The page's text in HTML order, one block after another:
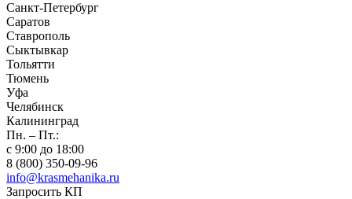
Санкт-Петербург
Саратов
Ставрополь
Сыктывкар
Тольятти
Тюмень
Уфа
Челябинск
Калининград
Пн. – Пт.:
с 9:00 до 18:00
8 (800) 350-09-96
info@krasmehanika.ru
Запросить КП